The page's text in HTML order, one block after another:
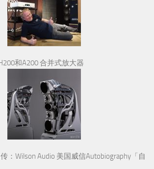
和A200 合并式放大器
：Wilson Audio 美国威信Autobiography「自